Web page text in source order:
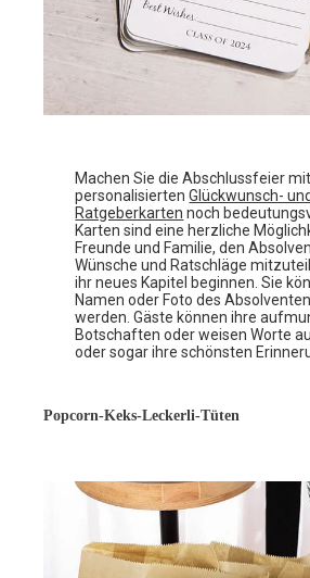
Machen Sie die Abschlussfeier mit
personalisiertenGlückwunsch-
Ratgeberkarten noch
Karten sind eine herzliche
Freunde und Familie, den
Wünsche und Ratschläge
ihr neues Kapitel beginnen. Sie
Namen oder Foto des
werden. Gäste können ihre
Botschaften oder weisen Worte
oder sogar ihre schönsten
Popcorn-Keks-Leckerli-Tüten